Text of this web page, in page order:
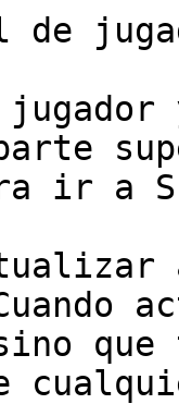
parte
ir a
que